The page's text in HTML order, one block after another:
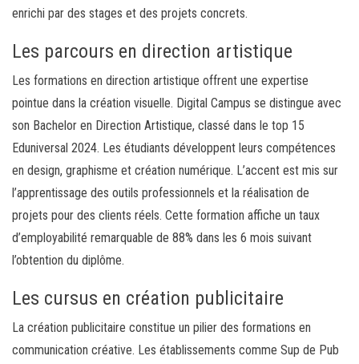
enrichi par des stages et des projets concrets.
Les parcours en direction artistique
Les formations en direction artistique offrent une expertise
pointue dans la création visuelle. Digital Campus se distingue avec
son Bachelor en Direction Artistique, classé dans le top 15
Eduniversal 2024. Les étudiants développent leurs compétences
en design, graphisme et création numérique. L’accent est mis sur
l’apprentissage des outils professionnels et la réalisation de
projets pour des clients réels. Cette formation affiche un taux
d’employabilité remarquable de 88% dans les 6 mois suivant
l’obtention du diplôme.
Les cursus en création publicitaire
La création publicitaire constitue un pilier des formations en
communication créative. Les établissements comme Sup de Pub